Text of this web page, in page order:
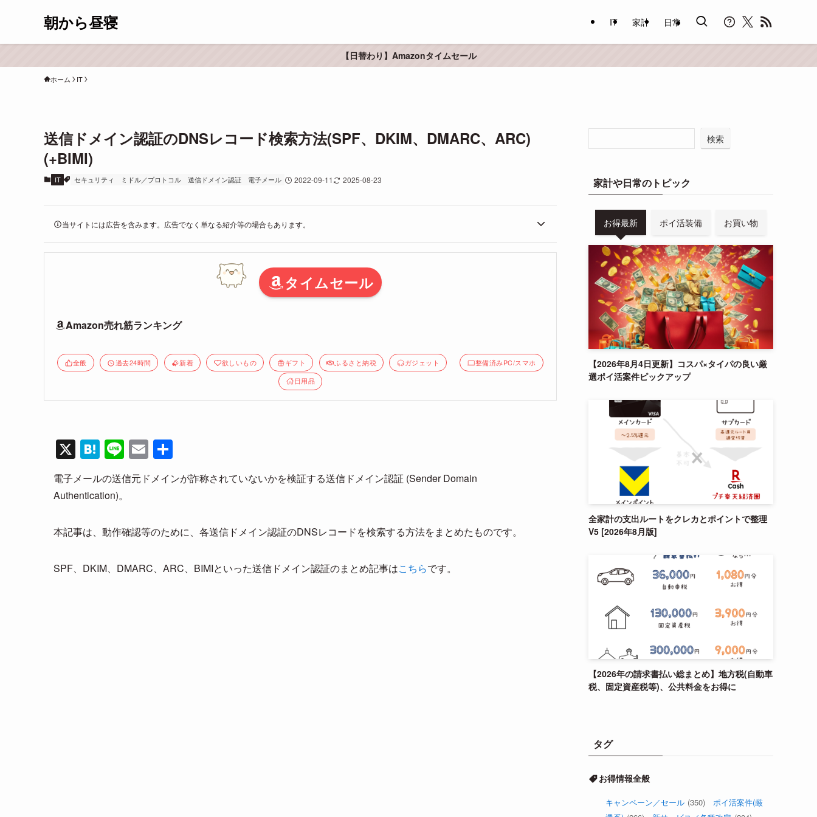
朝から昼寝 IT 家計 日常
【日替わり】Amazonタイムセール
ホーム IT
送信ドメイン認証のDNSレコード検索方法(SPF、DKIM、DMARC、ARC)
(+BIMI)
IT セキュリティ ミドル／プロトコル 送信ドメイン認証 電子メール 2022-09-11 2025-08-23
当サイトには広告を含みます。広告でなく単なる紹介等の場合もあります。
タイムセール
Amazon売れ筋ランキング
全般 過去24時間 新着 欲しいもの ギフト ふるさと納税 ガジェット 整備済みPC/スマホ
日用品
X H
at
e
n
a
Li
n
e
E
m
ail
有
電子メールの送信元ドメインが詐称されていないかを検証する送信ドメイン認証 (Sender Domain
Authentication)。
本記事は、動作確認等のために、各送信ドメイン認証のDNSレコードを検索する方法をまとめたものです。
SPF、DKIM、DMARC、ARC、BIMIといった送信ドメイン認証のまとめ記事はこちらです。
検索
家計や日常のトピック
お得最新 ポイ活装備 お買い物
【2026年8月4日更新】コスパ×タイパの良い厳
選ポイ活案件ピックアップ
全家計の支出ルートをクレカとポイントで整理
V5 [2026年8月版]
【2026年の請求書払い総まとめ】地方税(自動車
税、固定資産税等)、公共料金をお得に
タグ
お得情報全般
キャンペーン／セール (350)
ポイ活案件(厳